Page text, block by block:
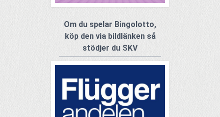
Om du spelar Bingolotto,
köp den via bildlänken så
stödjer du SKV